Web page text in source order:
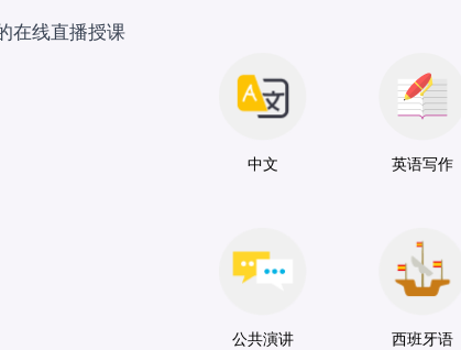
在线直播授课
中文 英语写作
公共演讲 西班牙语